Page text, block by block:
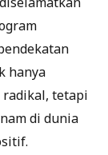
hanya
tetapi
di dunia